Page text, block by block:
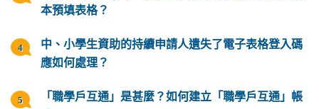
本預填表格？
中、小學生資助的持續申請人遺失了電子表格登入碼
應如何處理？
「職學戶互通」是甚麼？如何建立「職學戶互通」帳